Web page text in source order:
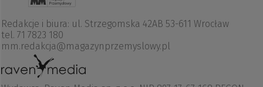
Redakcje i biura: ul. Strzegomska 42AB 53-611 Wrocław
tel. 71 7823 180
mm.redakcja@magazynprzemyslowy.pl